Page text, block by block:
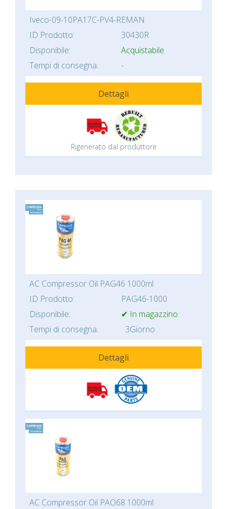
Iveco-09-10PA17C-PV4-REMAN
ID Prodotto:
30430R
Disponibile:
Acquistabile
Tempi di consegna:
-
Dettagli
Rigenerato dal produttore
AC Compressor Oil PAG46 1000ml
ID Prodotto:
PAG46-1000
Disponibile:
✔ In magazzino
Tempi di consegna:
3Giorno
Dettagli
AC Compressor Oil PAO68 1000ml